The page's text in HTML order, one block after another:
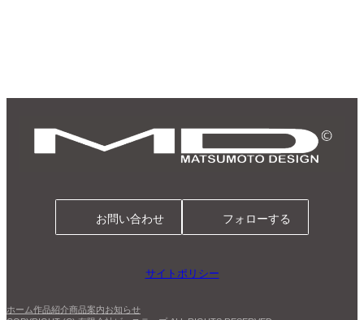
お問い合わせ フォローする
サイトポリシー
ホーム作品紹介商品案内お知らせ